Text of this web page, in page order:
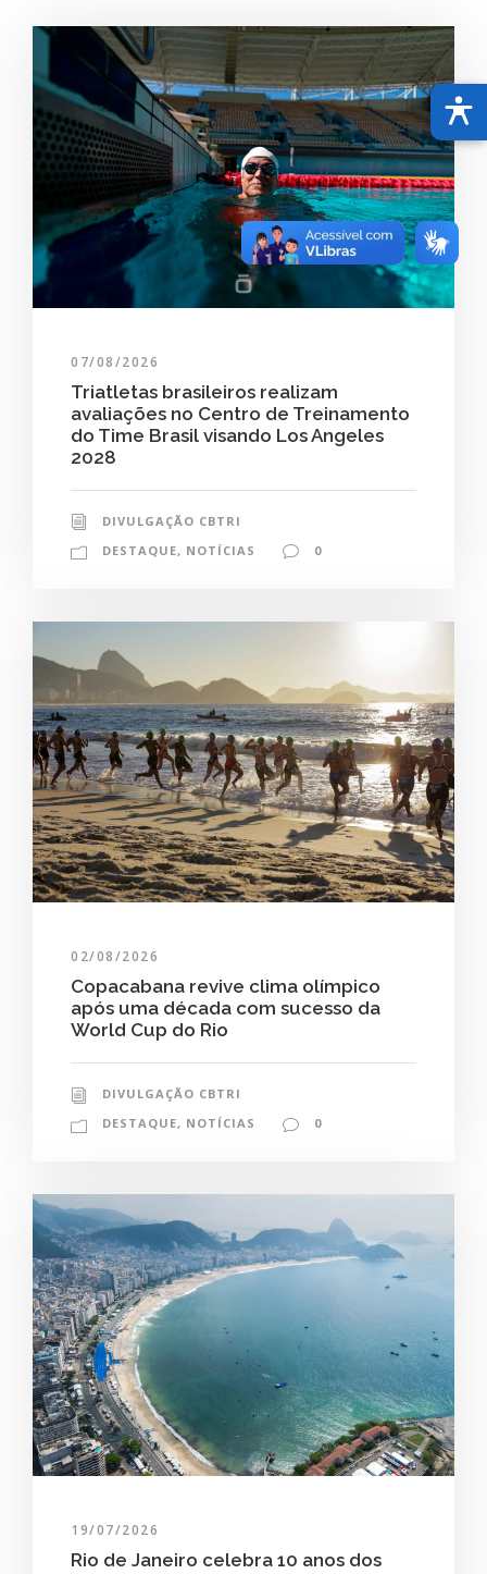
07/08/2026
Triatletas brasileiros realizam
avaliações no Centro de Treinamento
do Time Brasil visando Los Angeles
2028
DIVULGAÇÃO CBTRI
DESTAQUE, NOTÍCIAS 0
02/08/2026
Copacabana revive clima olímpico
após uma década com sucesso da
World Cup do Rio
DIVULGAÇÃO CBTRI
DESTAQUE, NOTÍCIAS 0
19/07/2026
Rio de Janeiro celebra 10 anos dos